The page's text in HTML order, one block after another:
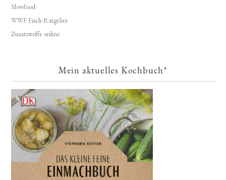
Slowfood
WWF Fisch-Ratgeber
Zusatzstoffe online
Mein aktuelles Kochbuch*